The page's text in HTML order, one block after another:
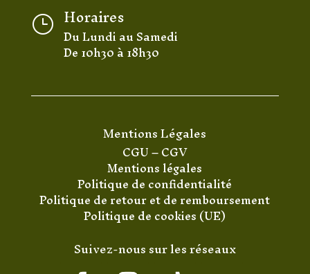
} Horaires
Du Lundi au Samedi
De 10h30 à 18h30
Mentions Légales
CGU–CGV
Mentions légales
Politique de confidentialité
Politique de retour et de remboursement
Politique de cookies (UE)
Suivez-nous sur les réseaux